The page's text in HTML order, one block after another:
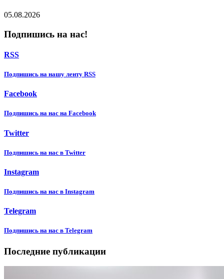
05.08.2026
Подпишись на нас!
RSS
Подпишиcь на нашу ленту RSS
Facebook
Подпишиcь на нас на Facebook
Twitter
Подпишиcь на нас в Twitter
Instagram
Подпишиcь на нас в Instagram
Telegram
Подпишиcь на нас в Telegram
Последние публикации